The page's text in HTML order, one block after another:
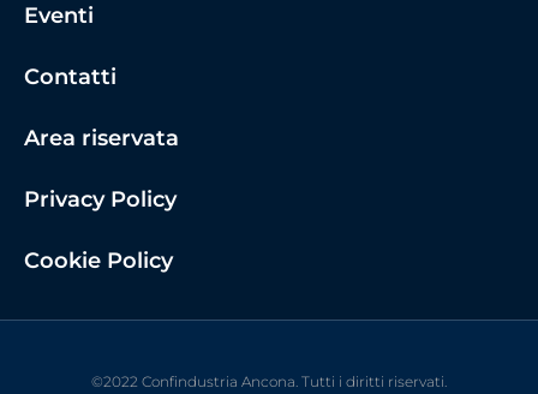
Eventi
Contatti
Area riservata
Privacy Policy
Cookie Policy
©2022 Confindustria Ancona. Tutti i diritti riservati.